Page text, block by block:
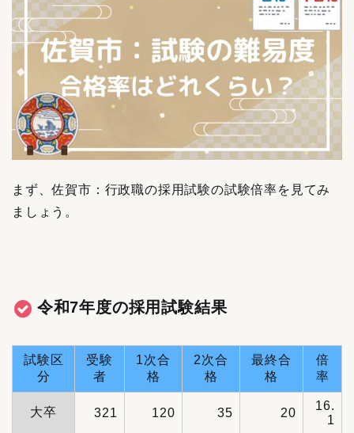
まず、佐賀市：行政職の採用試験の試験倍率を見てみ
ましょう。
令和7年度の採用試験結果
試験区
分
受験
者
1次合
格
2次合
格
最終合
格
倍
率
大卒 321 120 35 20
16.
1